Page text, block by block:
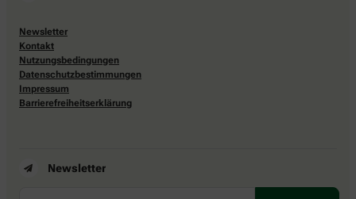
Newsletter
Kontakt
Nutzungsbedingungen
Datenschutzbestimmungen
Impressum
Barrierefreiheitserklärung
Newsletter